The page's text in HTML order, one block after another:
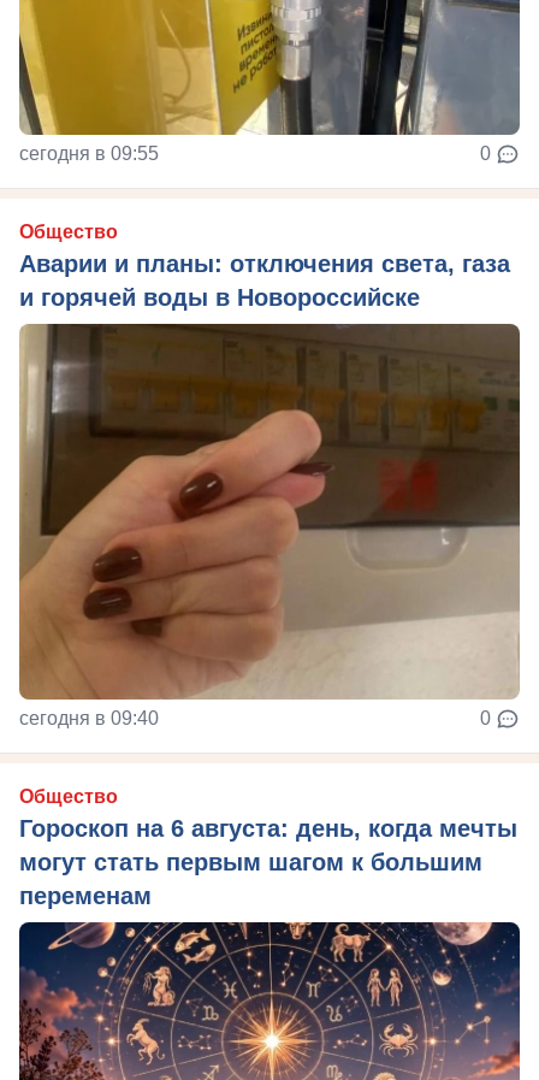
сегодня в 09:55 0
Общество
Аварии и планы: отключения света, газа
и горячей воды в Новороссийске
сегодня в 09:40 0
Общество
Гороскоп на 6 августа: день, когда мечты
могут стать первым шагом к большим
переменам